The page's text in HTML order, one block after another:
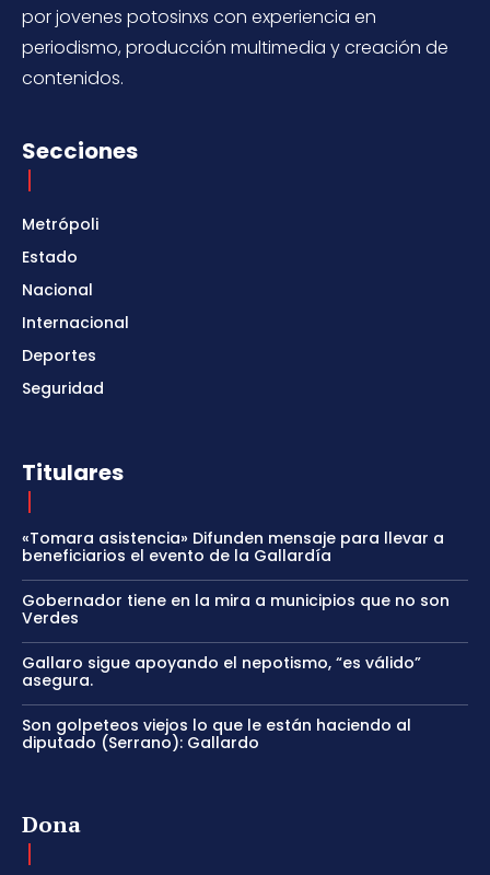
por jovenes potosinxs con experiencia en
periodismo, producción multimedia y creación de
contenidos.
Secciones
Metrópoli
Estado
Nacional
Internacional
Deportes
Seguridad
Titulares
«Tomara asistencia» Difunden mensaje para llevar a
beneficiarios el evento de la Gallardía
Gobernador tiene en la mira a municipios que no son
Verdes
Gallaro sigue apoyando el nepotismo, “es válido”
asegura.
Son golpeteos viejos lo que le están haciendo al
diputado (Serrano): Gallardo
Dona